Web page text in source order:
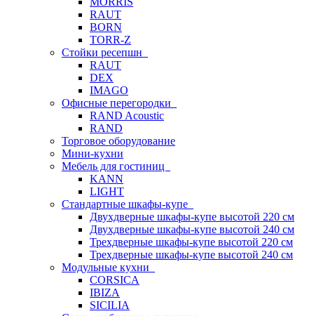
RAUT
BORN
TORR-Z
Стойки ресепшн
RAUT
DEX
IMAGO
Офисные перегородки
RAND Acoustic
RAND
Торговое оборудование
Мини-кухни
Мебель для гостиниц
KANN
LIGHT
Стандартные шкафы-купе
Двухдверные шкафы-купе высотой 220 см
Двухдверные шкафы-купе высотой 240 см
Трехдверные шкафы-купе высотой 220 см
Трехдверные шкафы-купе высотой 240 см
Модульные кухни
CORSICA
IBIZA
SICILIA